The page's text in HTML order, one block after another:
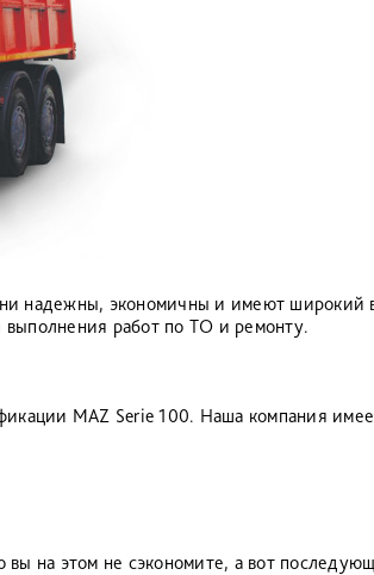
надежны, экономичны и имеют широкий
выполнения работ по ТО и ремонту.
MAZ Serie 100. Наша компания
на этом не сэкономите, а вот